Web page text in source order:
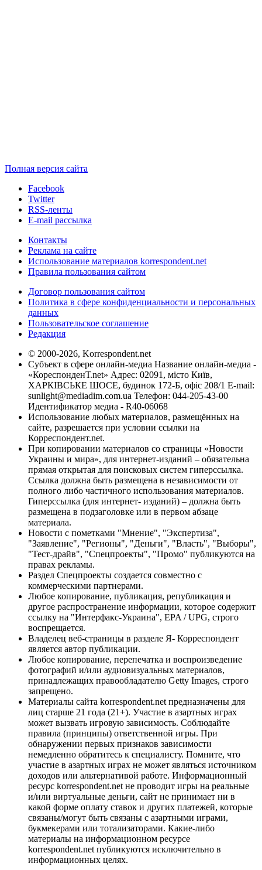
Полная версия сайта
Facebook
Twitter
RSS-ленты
E-mail рассылка
Контакты
Реклама на сайте
Использование материалов korrespondent.net
Правила пользования сайтом
Договор пользования сайтом
Политика в сфере конфиденциальности и персональных
данных
Пользовательское соглашение
Редакция
© 2000-2026, Korrespondent.net
Субъект в сфере онлайн-медиа Название онлайн-медиа -
«КореспонденТ.net» Адрес: 02091, місто Київ,
ХАРКІВСЬКЕ ШОСЕ, будинок 172-Б, офіс 208/1 E-mail:
sunlight@mediadim.com.ua Телефон: 044-205-43-00
Идентификатор медиа - R40-06068
Использование любых материалов, размещённых на
сайте, разрешается при условии ссылки на
Корреспондент.net.
При копировании материалов со страницы «Новости
Украины и мира», для интернет-изданий – обязательна
прямая открытая для поисковых систем гиперссылка.
Ссылка должна быть размещена в независимости от
полного либо частичного использования материалов.
Гиперссылка (для интернет- изданий) – должна быть
размещена в подзаголовке или в первом абзаце
материала.
Новости с пометками "Мнение", "Экспертиза",
"Заявление", "Регионы", "Деньги", "Власть", "Выборы",
"Тест-драйв", "Спецпроекты", "Промо" публикуются на
правах рекламы.
Раздел Спецпроекты создается совместно с
коммерческими партнерами.
Любое копирование, публикация, републикация и
другое распространение информации, которое содержит
ссылку на "Интерфакс-Украина", EPA / UPG, строго
воспрещается.
Владелец веб-страницы в разделе Я- Корреспондент
является автор публикации.
Любое копирование, перепечатка и воспроизведение
фотографий и/или аудиовизуальных материалов,
принадлежащих правообладателю Getty Images, строго
запрещено.
Материалы сайта korrespondent.net предназначены для
лиц старше 21 года (21+). Участие в азартных играх
может вызвать игровую зависимость. Соблюдайте
правила (принципы) ответственной игры. При
обнаружении первых признаков зависимости
немедленно обратитесь к специалисту. Помните, что
участие в азартных играх не может являться источником
доходов или альтернативой работе. Информационный
ресурс korrespondent.net не проводит игры на реальные
и/или виртуальные деньги, сайт не принимает ни в
какой форме оплату ставок и других платежей, которые
связаны/могут быть связаны с азартными играми,
букмекерами или тотализаторами. Какие-либо
материалы на информационном ресурсе
korrespondent.net публикуются исключительно в
информационных целях.